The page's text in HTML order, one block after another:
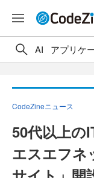
AI アプリケ
CodeZineニュース
50代以上の
エスエフネ